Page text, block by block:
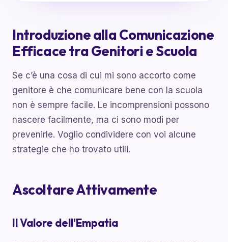
Introduzione alla Comunicazione
Efficace tra Genitori e Scuola
Se c’è una cosa di cui mi sono accorto come
genitore è che comunicare bene con la scuola
non è sempre facile. Le incomprensioni possono
nascere facilmente, ma ci sono modi per
prevenirle. Voglio condividere con voi alcune
strategie che ho trovato utili.
Ascoltare Attivamente
Il Valore dell'Empatia